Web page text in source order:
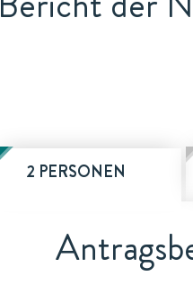
2 PERSONEN